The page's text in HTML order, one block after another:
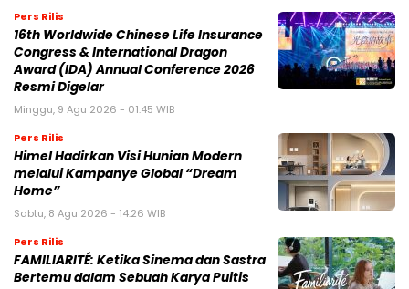
Pers Rilis
16th Worldwide Chinese Life Insurance
Congress & International Dragon
Award (IDA) Annual Conference 2026
Resmi Digelar
Minggu, 9 Agu 2026 - 01:45 WIB
Pers Rilis
Himel Hadirkan Visi Hunian Modern
melalui Kampanye Global “Dream
Home”
Sabtu, 8 Agu 2026 - 14:26 WIB
Pers Rilis
FAMILIARITÉ: Ketika Sinema dan Sastra
Bertemu dalam Sebuah Karya Puitis